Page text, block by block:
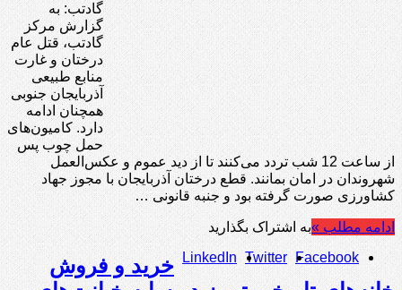
گادتب: به
گزارش مرکز
گادتب، قتل عام
درختان و غارت
منابع طبیعی
آذربایجان جنوبی
همچنان ادامه
دارد. کامیون‌های
حمل چوب پس
از ساعت 12 شب تردد می‌کنند تا از دید عموم و عکس‌العمل
شهروندان در امان بمانند. قطع درختان آذربایجان با مجوز جهاد
کشاورزی صورت گرفته بود و جنبه قانونی …
ادامه مطلب »به اشتراک بگذارید
Facebook
Twitter
LinkedIn
خرید و فروش